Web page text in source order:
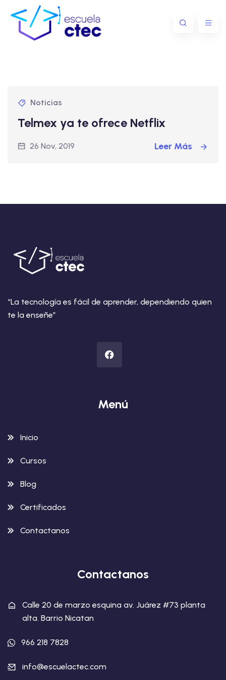
Noticias
Telmex ya te ofrece Netflix
26 Nov, 2019 Leer Más
“La tecnología es fácil de aprender, dependiendo quien
te la enseñe”
Menú
Inicio
Cursos
Blog
Certificados
Contactanos
Contactanos
Calle 20 de marzo esquina av. Juárez #73 planta
alta. Barrio Nicatan
966 218 7828
info@escuelactec.com